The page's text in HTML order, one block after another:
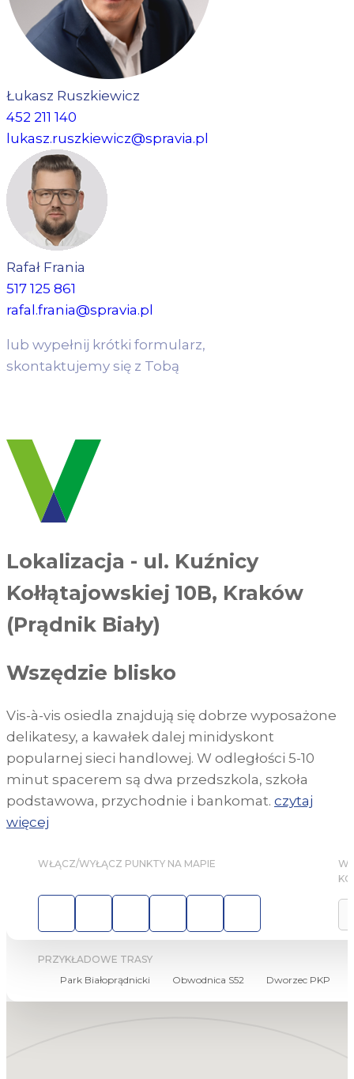
Łukasz Ruszkiewicz
452 211 140
lukasz.ruszkiewicz@spravia.pl
Rafał Frania
517 125 861
rafal.frania@spravia.pl
lub wypełnij krótki formularz,
skontaktujemy się z Tobą
Lokalizacja - ul. Kuźnicy
Kołłątajowskiej 10B, Kraków
(Prądnik Biały)
Wszędzie blisko
Vis-à-vis osiedla znajdują się dobrze wyposażone
delikatesy, a kawałek dalej minidyskont
popularnej sieci handlowej. W odległości 5-10
minut spacerem są dwa przedszkola, szkoła
podstawowa, przychodnie i bankomat. czytaj
więcej
WŁĄCZ/WYŁĄCZ PUNKTY NA MAPIE
PRZYKŁADOWE TRASY
Park Białoprądnicki
Obwodnica S52 Dworzec PKP